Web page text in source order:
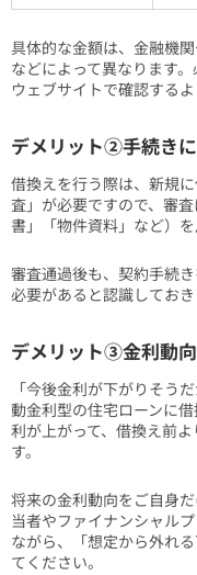
具体的な金額は、金融機
などによって異なります
ウェブサイトで確認するよ
デメリット②手続き
借換えを行う際は、新規
査」が必要ですので、審
書」「物件資料」など）
審査通過後も、契約手続
必要があると認識しておき
デメリット③金利動
「今後金利が下がりそう
動金利型の住宅ローンに
利が上がって、借換え前
す。
将来の金利動向をご自身
当者やファイナンシャル
ながら、「想定から外れ
てください。